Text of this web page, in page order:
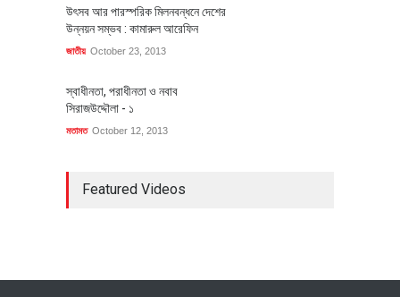
উৎসব আর পারস্পরিক মিলনবন্ধনে দেশের
উন্নয়ন সম্ভব : কামারুল আরেফিন
জাতীয় October 23, 2013
স্বাধীনতা, পরাধীনতা ও নবাব
সিরাজউদ্দৌলা - ১
মতামত October 12, 2013
Featured Videos